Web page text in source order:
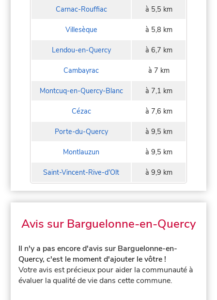
Carnac-Rouffiac à 5,5 km
Villesèque à 5,8 km
Lendou-en-Quercy à 6,7 km
Cambayrac à 7 km
Montcuq-en-Quercy-Blanc à 7,1 km
Cézac à 7,6 km
Porte-du-Quercy à 9,5 km
Montlauzun à 9,5 km
Saint-Vincent-Rive-d'Olt à 9,9 km
Avis sur Barguelonne-en-Quercy
Il n'y a pas encore d'avis sur Barguelonne-en-
Quercy, c'est le moment d'ajouter le vôtre !
Votre avis est précieux pour aider la communauté à
évaluer la qualité de vie dans cette commune.